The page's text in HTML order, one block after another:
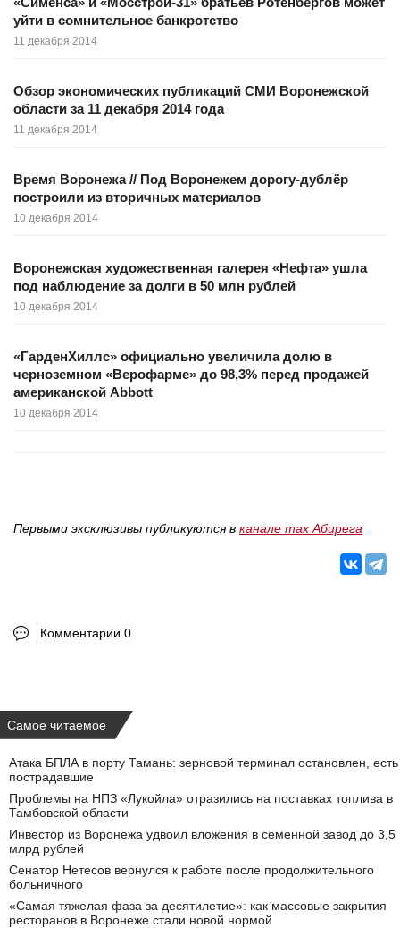
уйти в сомнительное банкротство
11 декабря 2014
Обзор экономических публикаций СМИ Воронежской
области за 11 декабря 2014 года
11 декабря 2014
Время Воронежа // Под Воронежем дорогу-дублёр
построили из вторичных материалов
10 декабря 2014
Воронежская художественная галерея «Нефта» ушла
под наблюдение за долги в 50 млн рублей
10 декабря 2014
«ГарденХиллс» официально увеличила долю в
черноземном «Верофарме» до 98,3% перед продажей
американской Abbott
10 декабря 2014
Первыми эксклюзивы публикуются в канале max Абирега
Комментарии 0
Самое читаемое
Атака БПЛА в порту Тамань: зерновой терминал остановлен, есть
пострадавшие
Проблемы на НПЗ «Лукойла» отразились на поставках топлива в
Тамбовской области
Инвестор из Воронежа удвоил вложения в семенной завод до 3,5
млрд рублей
Сенатор Нетесов вернулся к работе после продолжительного
больничного
«Самая тяжелая фаза за десятилетие»: как массовые закрытия
ресторанов в Воронеже стали новой нормой